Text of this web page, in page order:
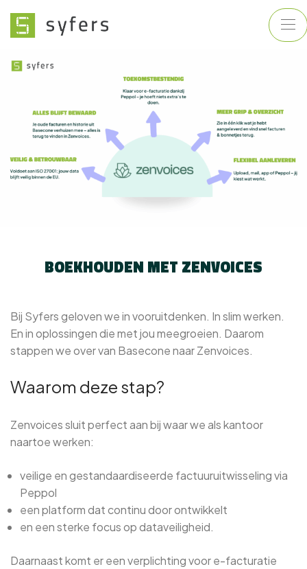
BOEKHOUDEN MET ZENVOICES
Bij Syfers geloven we in vooruitdenken. In slim werken.
En in oplossingen die met jou meegroeien. Daarom
stappen we over van Basecone naar Zenvoices.
Waarom deze stap?
Zenvoices sluit perfect aan bij waar we als kantoor
naartoe werken:
veilige en gestandaardiseerde factuuruitwisseling via
Peppol
een platform dat continu door ontwikkelt
en een sterke focus op dataveiligheid.
Daarnaast komt er een verplichting voor e-facturatie